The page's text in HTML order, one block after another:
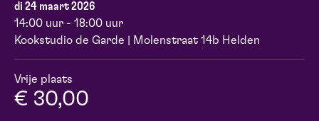
di 24 maart 2026
14:00 uur - 18:00 uur
Kookstudio de Garde | Molenstraat 14b Helden
Vrije plaats
€ 30,00